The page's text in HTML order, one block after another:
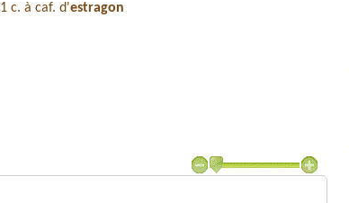
1 c. à caf. d'estragon